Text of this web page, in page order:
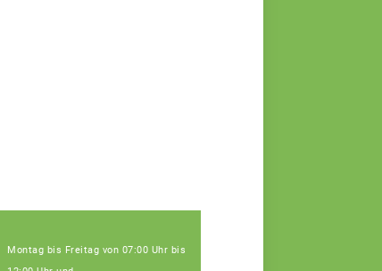
Montag bis Freitag von 07:00 Uhr bis